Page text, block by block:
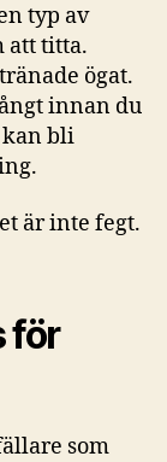
typ av
att titta.
ögat.
innan du
bli
är inte fegt.
för
som